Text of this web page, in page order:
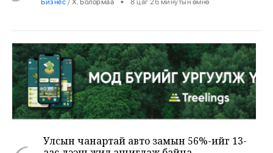
6
Улсын чанартай авто замын 56%-ийг 13-
аас дээш жил ашиглаж байна
Яамд/Х. Болормаа • 8 цаг 55 минутын өмнө